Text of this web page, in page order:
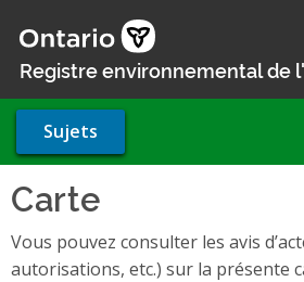
au
contenu
Registre environnemental de
Sujets
Carte
Vous pouvez consulter les avis
autorisations, etc.) sur la présente